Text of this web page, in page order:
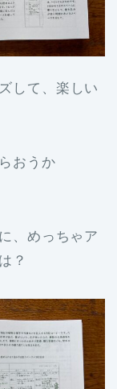
して、楽しい
おうか
、めっちゃア
？